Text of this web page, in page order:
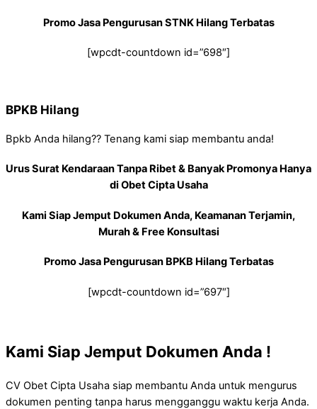
Promo Jasa Pengurusan STNK Hilang Terbatas
[wpcdt-countdown id=”698″]
BPKB Hilang
Bpkb Anda hilang?? Tenang kami siap membantu anda!
Urus Surat Kendaraan Tanpa Ribet & Banyak Promonya Hanya
di Obet Cipta Usaha
Kami Siap Jemput Dokumen Anda, Keamanan Terjamin,
Murah & Free Konsultasi
Promo Jasa Pengurusan BPKB Hilang Terbatas
[wpcdt-countdown id=”697″]
Kami Siap Jemput Dokumen Anda !
CV Obet Cipta Usaha siap membantu Anda untuk mengurus
dokumen penting tanpa harus mengganggu waktu kerja Anda.